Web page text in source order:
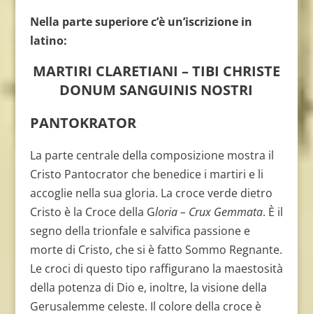
Nella parte superiore c’è un’iscrizione in
latino:
MARTIRI CLARETIANI – TIBI CHRISTE
DONUM SANGUINIS NOSTRI
PANTOKRATOR
La parte centrale della composizione mostra il
Cristo Pantocrator che benedice i martiri e li
accoglie nella sua gloria. La croce verde dietro
Cristo è la Croce della Gloria – Crux Gemmata. È il
segno della trionfale e salvifica passione e
morte di Cristo, che si è fatto Sommo Regnante.
Le croci di questo tipo raffigurano la maestosità
della potenza di Dio e, inoltre, la visione della
Gerusalemme celeste. Il colore della croce è